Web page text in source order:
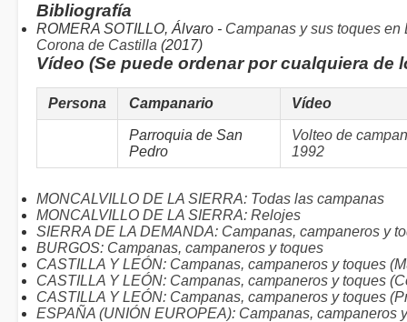
Bibliografía
ROMERA SOTILLO, Álvaro - Campanas y sus toques en
Corona de Castilla (2017)
Vídeo (Se puede ordenar por cualquiera de
Persona Campanario Vídeo
Parroquia de San
Pedro
Volteo de
1992
MONCALVILLO DE LA SIERRA: Todas las campanas
MONCALVILLO DE LA SIERRA: Relojes
SIERRA DE LA DEMANDA: Campanas, campaneros y
BURGOS: Campanas, campaneros y toques
CASTILLA Y LEÓN: Campanas, campaneros y toques
CASTILLA Y LEÓN: Campanas, campaneros y toques
CASTILLA Y LEÓN: Campanas, campaneros y toques
ESPAÑA (UNIÓN EUROPEA): Campanas, campaneros